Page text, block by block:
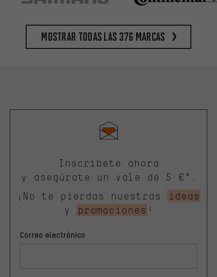
Mostrar todas las 376 marcas
Inscríbete ahora
y asegúrate un vale de 5 €*.
¡No te pierdas nuestras
ideas
y
promociones !
Correo electrónico